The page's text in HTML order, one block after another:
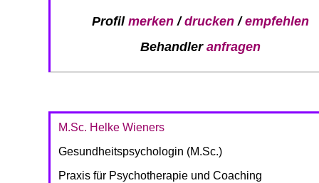
Profil merken/drucken/empfehlen
Behandler anfragen
M.Sc. Helke Wieners
Gesundheitspsychologin (M.Sc.)
Praxis für Psychotherapie und Coaching